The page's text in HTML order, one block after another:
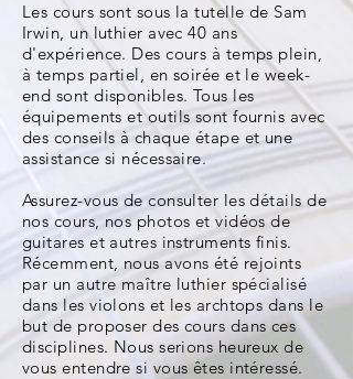
Les cours sont sous la tutelle de Sam
Irwin, un luthier avec 40 ans
d'expérience. Des cours à temps plein,
à temps partiel, en soirée et le week-
end sont disponibles. Tous les
équipements et outils sont fournis avec
des conseils à chaque étape et une
assistance si nécessaire.
Assurez-vous de consulter les détails de
nos cours, nos photos et vidéos de
guitares et autres instruments finis.
Récemment, nous avons été rejoints
par un autre maître luthier spécialisé
dans les violons et les archtops dans le
but de proposer des cours dans ces
disciplines. Nous serions heureux de
vous entendre si vous êtes intéressé.